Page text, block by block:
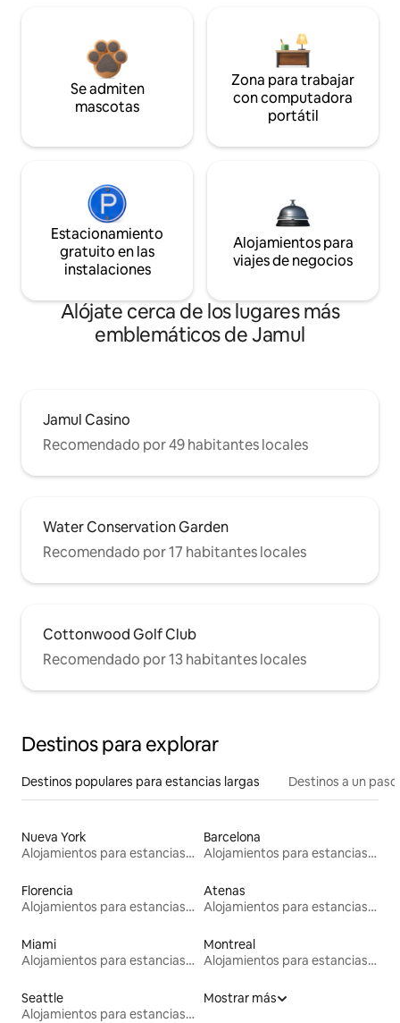
Se admiten
mascotas
Zona para trabajar
con computadora
portátil
Estacionamiento
gratuito en las
instalaciones
Alojamientos para
viajes de negocios
Alójate cerca de los lugares más
emblemáticos de Jamul
Jamul Casino
Recomendado por 49 habitantes locales
Water Conservation Garden
Recomendado por 17 habitantes locales
Cottonwood Golf Club
Recomendado por 13 habitantes locales
Destinos para explorar
Destinos populares para estancias largas Destinos a un
Nueva York
Alojamientos para estancias largas
Barcelona
Alojamientos para estancias largas
Florencia
Alojamientos para estancias largas
Atenas
Alojamientos para estancias largas
Miami
Alojamientos para estancias largas
Montreal
Alojamientos para estancias largas
Seattle
Alojamientos para estancias largas
Mostrar más